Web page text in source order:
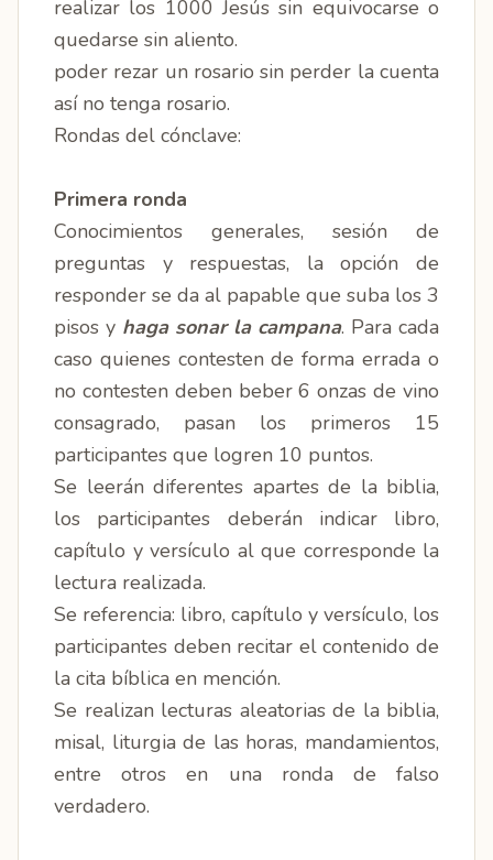
realizar los 1000 Jesús sin equivocarse o
quedarse sin aliento.
poder rezar un rosario sin perder la cuenta
así no tenga rosario.
Rondas del cónclave:
Primera ronda
Conocimientos generales, sesión de
preguntas y respuestas, la opción de
responder se da al papable que suba los 3
pisos y haga sonar la campana. Para cada
caso quienes contesten de forma errada o
no contesten deben beber 6 onzas de vino
consagrado, pasan los primeros 15
participantes que logren 10 puntos.
Se leerán diferentes apartes de la biblia,
los participantes deberán indicar libro,
capítulo y versículo al que corresponde la
lectura realizada.
Se referencia: libro, capítulo y versículo, los
participantes deben recitar el contenido de
la cita bíblica en mención.
Se realizan lecturas aleatorias de la biblia,
misal, liturgia de las horas, mandamientos,
entre otros en una ronda de falso
verdadero.